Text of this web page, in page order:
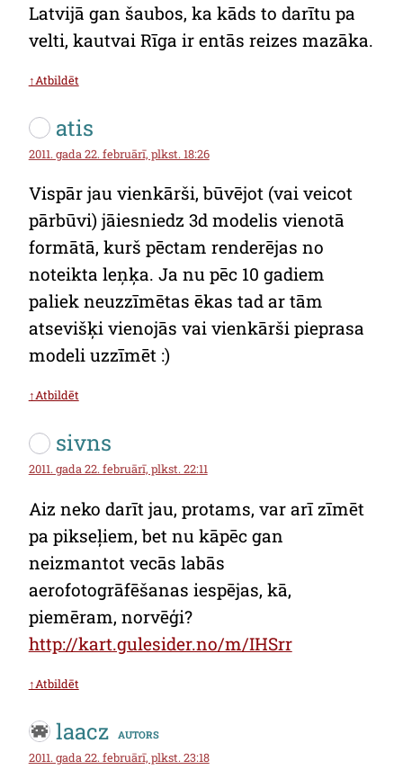
Latvijā gan šaubos, ka kāds to darītu pa
velti, kautvai Rīga ir entās reizes mazāka.
↑Atbildēt
atis
2011. gada 22. februārī, plkst. 18:26
Vispār jau vienkārši, būvējot (vai veicot
pārbūvi) jāiesniedz 3d modelis vienotā
formātā, kurš pēctam renderējas no
noteikta leņķa. Ja nu pēc 10 gadiem
paliek neuzzīmētas ēkas tad ar tām
atsevišķi vienojās vai vienkārši pieprasa
modeli uzzīmēt :)
↑Atbildēt
sivns
2011. gada 22. februārī, plkst. 22:11
Aiz neko darīt jau, protams, var arī zīmēt
pa pikseļiem, bet nu kāpēc gan
neizmantot vecās labās
aerofotogrāfēšanas iespējas, kā,
piemēram, norvēģi?
http://kart.gulesider.no/m/IHSrr
↑Atbildēt
laacz autors
2011. gada 22. februārī, plkst. 23:18